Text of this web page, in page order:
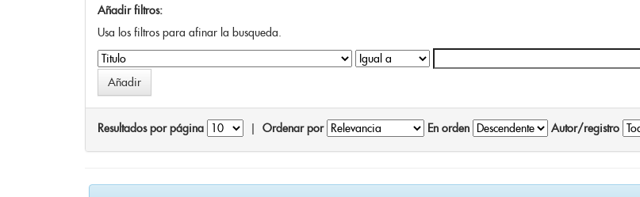
Añadir filtros:
Usa los filtros para afinar la busqueda.
Resultados por página Ordenar por En orden Autor/registro